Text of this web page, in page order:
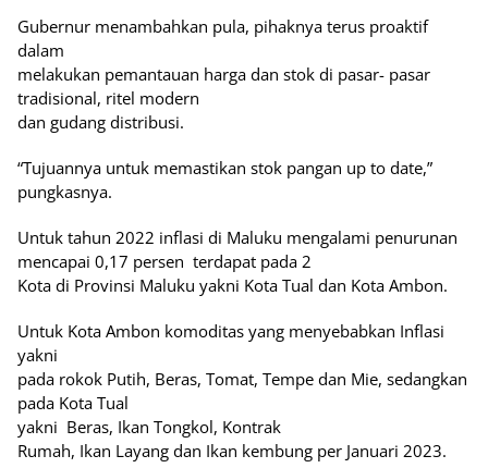
Gubernur menambahkan pula, pihaknya terus proaktif
dalam
melakukan pemantauan harga dan stok di pasar- pasar
tradisional, ritel modern
dan gudang distribusi.
“Tujuannya untuk memastikan stok pangan up to date,”
pungkasnya.
Untuk tahun 2022 inflasi di Maluku mengalami penurunan
mencapai 0,17 persen terdapat pada 2
Kota di Provinsi Maluku yakni Kota Tual dan Kota Ambon.
Untuk Kota Ambon komoditas yang menyebabkan Inflasi
yakni
pada rokok Putih, Beras, Tomat, Tempe dan Mie, sedangkan
pada Kota Tual
yakni Beras, Ikan Tongkol, Kontrak
Rumah, Ikan Layang dan Ikan kembung per Januari 2023.